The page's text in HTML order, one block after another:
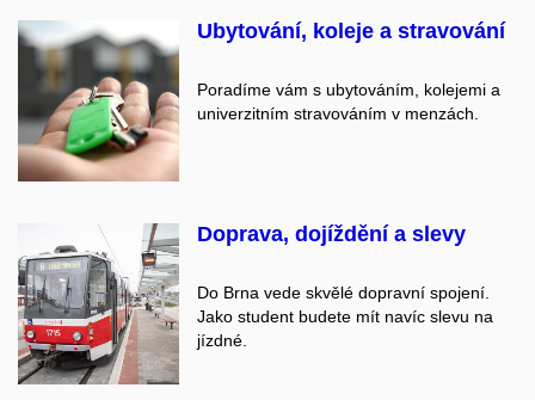
Ubytování, koleje a stravování
Poradíme vám s ubytováním, kolejemi a
univerzitním stravováním v menzách.
Doprava, dojíždění a slevy
Do Brna vede skvělé dopravní spojení.
Jako student budete mít navíc slevu na
jízdné.